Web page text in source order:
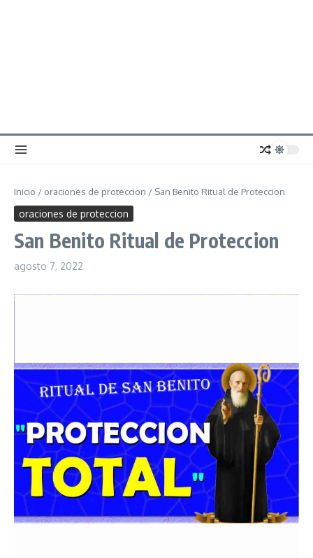
Inicio / oraciones de proteccion / San Benito Ritual de Proteccion
oraciones de proteccion
San Benito Ritual de Proteccion
agosto 7, 2022